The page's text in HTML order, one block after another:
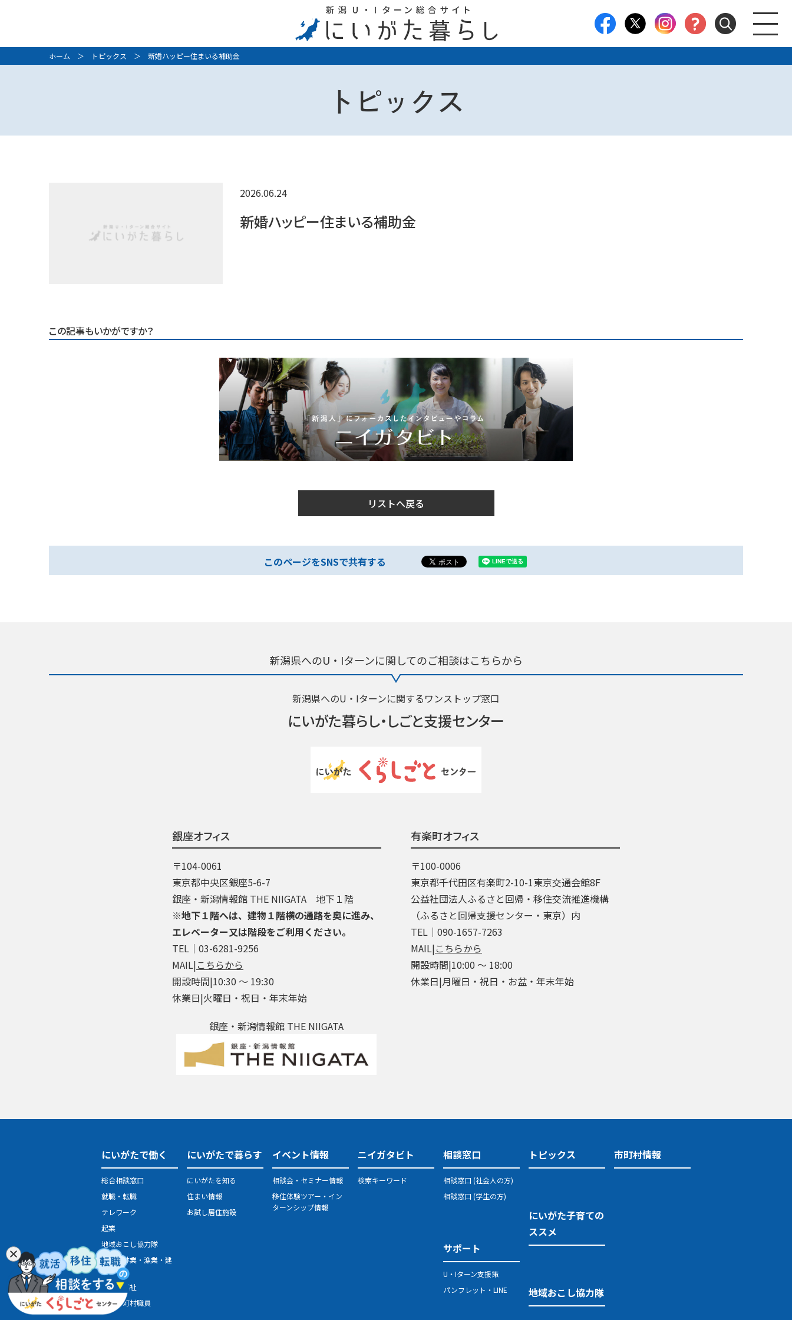
ホーム ＞ トピックス ＞ 新婚ハッピー住まいる補助金
トピックス
2026.06.24
新婚ハッピー住まいる補助金
この記事もいかがですか？
リストへ戻る
このページをSNSで共有する
新潟県へのU・Iターンに関してのご相談はこちらから
新潟県へのU・Iターンに関するワンストップ窓口
にいがた暮らし・しごと支援センター
銀座オフィス
〒104-0061
東京都中央区銀座5-6-7
銀座・新潟情報館 THE NIIGATA 地下１階
※地下１階へは、建物１階横の通路を奥に進み、
エレベーター又は階段をご利用ください。
TEL│03-6281-9256
MAIL|こちらから
開設時間|10:30 ～ 19:30
休業日|火曜日・祝日・年末年始
銀座・新潟情報館 THE NIIGATA
有楽町オフィス
〒100-0006
東京都千代田区有楽町2-10-1東京交通会館8F
公益社団法人ふるさと回帰・移住交流推進機構
（ふるさと回帰支援センター・東京）内
TEL│090-1657-7263
MAIL|こちらから
開設時間|10:00 ～ 18:00
休業日|月曜日・祝日・お盆・年末年始
にいがたで働く
総合相談窓口
就職・転職
テレワーク
起業
地域おこし協力隊
農業・林業・漁業・建
設業
医療・福祉
県・市町村職員
にいがたで暮らす
にいがたを知る
住まい情報
お試し居住施設
イベント情報
相談会・セミナー情報
移住体験ツアー・イン
ターンシップ情報
ニイガタビト
検索キーワード
相談窓口
相談窓口 (社会人の方)
相談窓口 (学生の方)
サポート
U・Iターン支援策
パンフレット・LINE
トピックス
にいがた子育ての
ススメ
地域おこし協力隊
市町村情報